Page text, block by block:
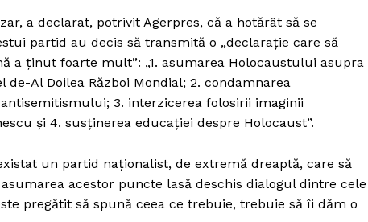
a declarat, potrivit Agerpres, că a hotărât să se
partid au decis să transmită o „declaraţie care să
a ţinut foarte mult”: „1. asumarea Holocaustului asupra
Al Doilea Război Mondial; 2. condamnarea
3. interzicerea folosirii imaginii
şi 4. susţinerea educaţiei despre Holocaust”.
un partid naţionalist, de extremă dreaptă, care să
acestor puncte lasă deschis dialogul dintre cele
pregătit să spună ceea ce trebuie, trebuie să îi dăm o